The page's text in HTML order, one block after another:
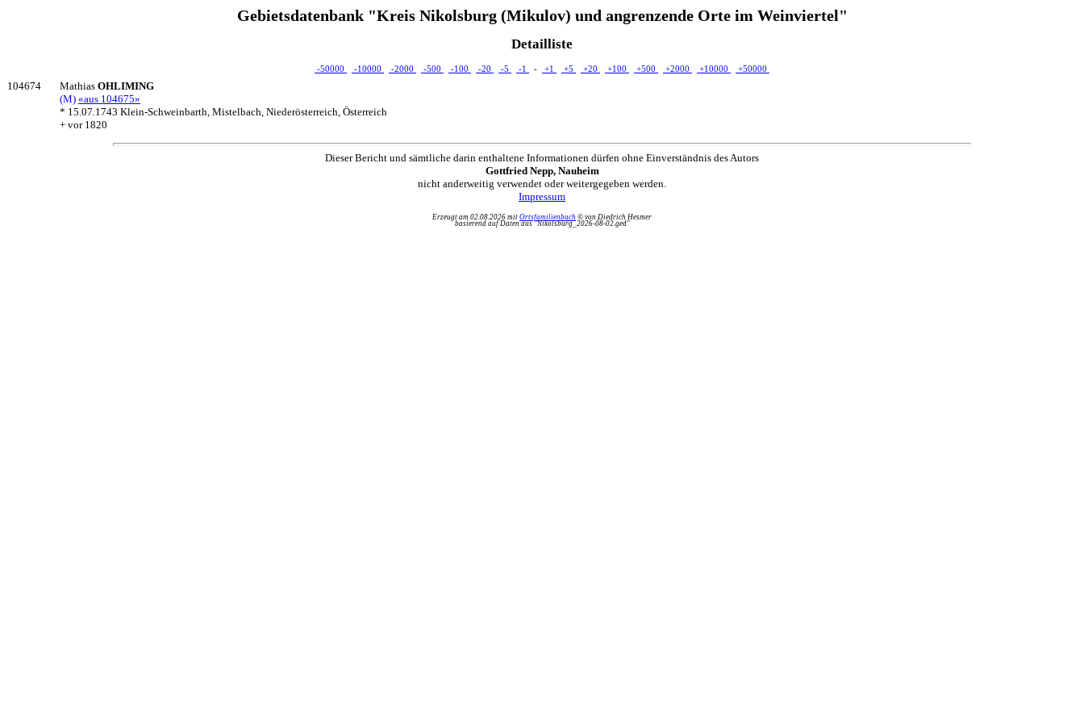
Gebietsdatenbank "Kreis Nikolsburg (Mikulov) und angrenzende Orte im Weinviertel"
Detailliste
-50000 -10000 -2000 -500 -100 -20 -5 -1 - +1 +5 +20 +100 +500 +2000 +10000 +50000
104674 Mathias OHLIMING
(M) «aus 104675»
* 15.07.1743 Klein-Schweinbarth, Mistelbach, Niederösterreich, Österreich
+ vor 1820
Dieser Bericht und sämtliche darin enthaltene Informationen dürfen ohne Einverständnis des Autors
Gottfried Nepp, Nauheim
nicht anderweitig verwendet oder weitergegeben werden.
Impressum
Erzeugt am 02.08.2026 mit Ortsfamilienbuch © von Diedrich Hesmer
basierend auf Daten aus "Nikolsburg_2026-08-02.ged"